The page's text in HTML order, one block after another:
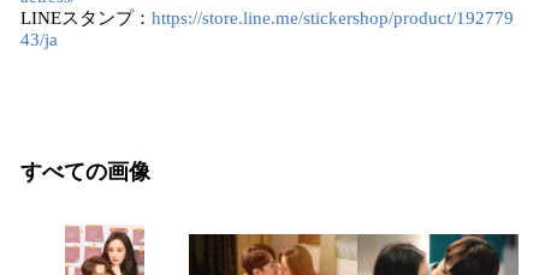
LINEスタンプ： https://store.line.me/stickershop/product/192779
43/ja
すべての画像